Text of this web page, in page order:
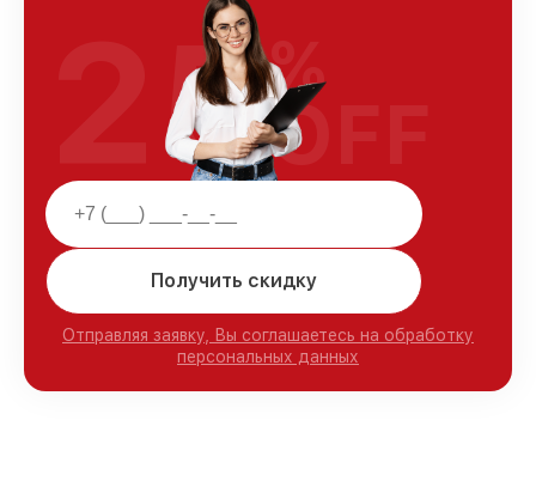
Получить скидку
Отправляя заявку, Вы соглашаетесь на обработку
персональных данных
25%
OFF